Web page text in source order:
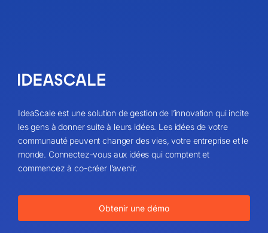
IdeaScale est une solution de gestion de l’innovation qui incite
les gens à donner suite à leurs idées. Les idées de votre
communauté peuvent changer des vies, votre entreprise et le
monde. Connectez-vous aux idées qui comptent et
commencez à co-créer l’avenir.
Obtenir une démo